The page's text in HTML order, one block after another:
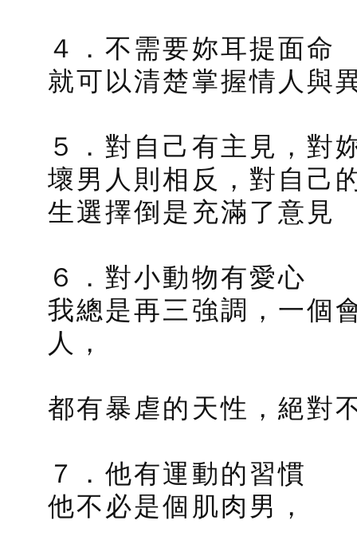
４．不需要妳耳提面命
就可以清楚掌握情人與
５．對自己有主見，對
壞男人則相反，對自己
生選擇倒是充滿了意見
６．對小動物有愛心
我總是再三強調，一個
人，
都有暴虐的天性，絕對
７．他有運動的習慣
他不必是個肌肉男，